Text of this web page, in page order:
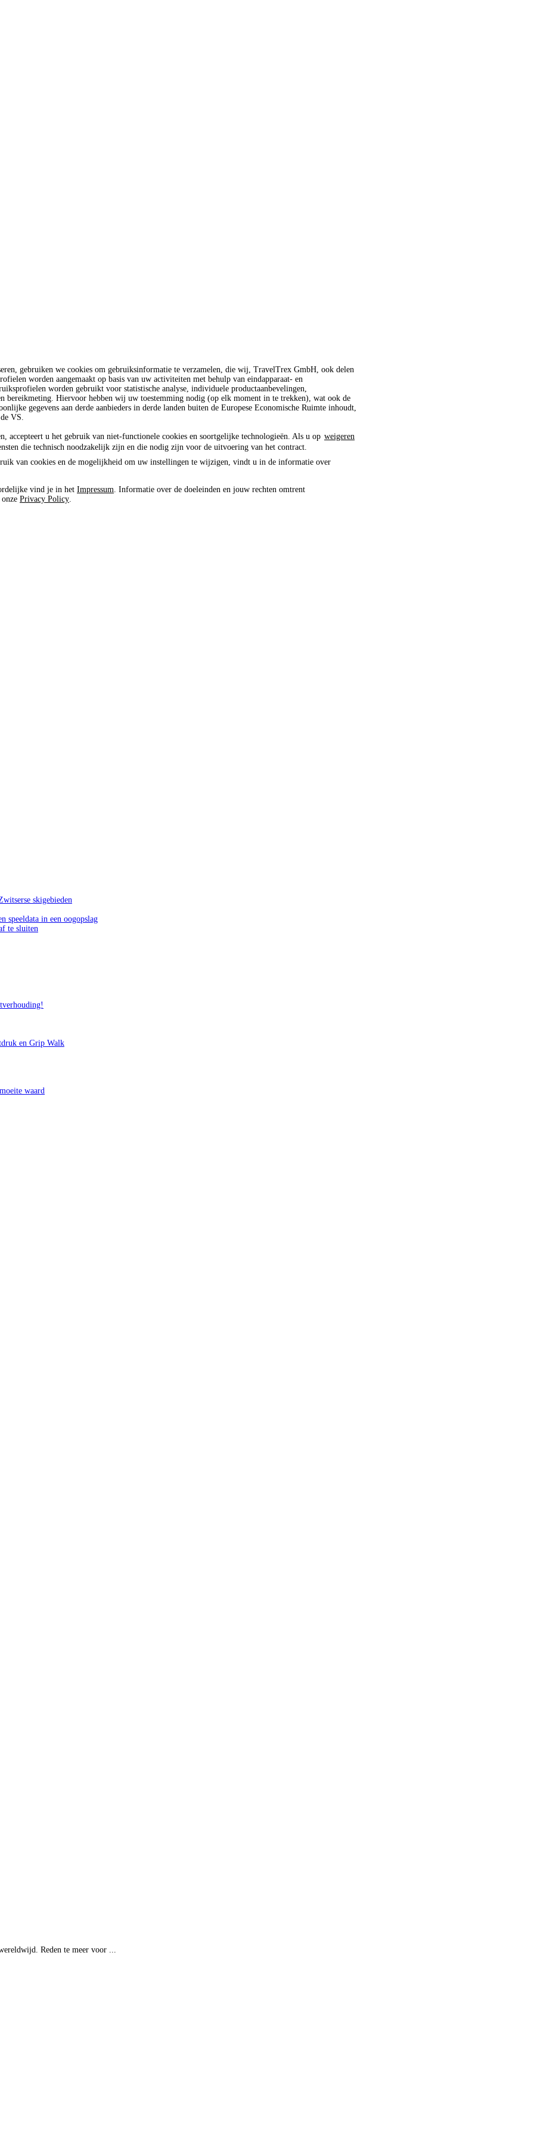
gebruiken we cookies om gebruiksinformatie te verzamelen, die wij, TravelTrex GmbH, ook delen
worden aangemaakt op basis van uw activiteiten met behulp van eindapparaat- en
worden gebruikt voor statistische analyse, individuele productaanbevelingen,
bereikmeting. Hiervoor hebben wij uw toestemming nodig (op elk moment in te trekken), wat ook de
gegevens aan derde aanbieders in derde landen buiten de Europese Economische Ruimte inhoudt,
VS.
accepteert u het gebruik van niet-functionele cookies en soortgelijke technologieën. Als u op weigeren
die technisch noodzakelijk zijn en die nodig zijn voor de uitvoering van het contract.
van cookies en de mogelijkheid om uw instellingen te wijzigen, vindt u in de informatie over
vind je in het Impressum . Informatie over de doeleinden en jouw rechten omtrent
Privacy Policy
skigebieden
speeldata in een oogopslag
te sluiten
en Grip Walk
waard
Reden te meer voor ...